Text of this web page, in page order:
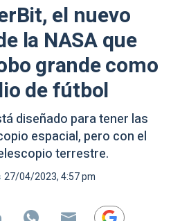
el nuevo
la NASA que
grande como
de fútbol
diseñado para tener las
espacial, pero con el
terrestre.
27/04/2023, 4:57 pm